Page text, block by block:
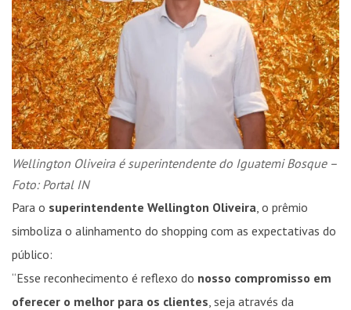
Wellington Oliveira é superintendente do Iguatemi Bosque –
Foto: Portal IN
Para o superintendente Wellington Oliveira , o prêmio
simboliza o alinhamento do shopping com as expectativas do
público:
“Esse reconhecimento é reflexo do nosso compromisso em
oferecer o melhor para os clientes , seja através da